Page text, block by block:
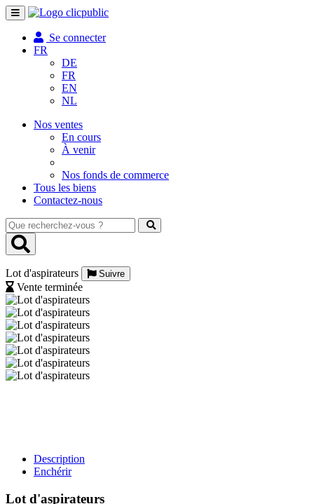
Toggle
navigation
Se connecter
FR
DE
FR
EN
NL
Nos ventes
En cours
À venir
Nos fonds de commerce
Tous les biens
Contactez-nous
Que
recherchez-
vous
Lot d'aspirateurs
Suivre
Vente terminée
Description
Enchérir
Lot d'aspirateurs